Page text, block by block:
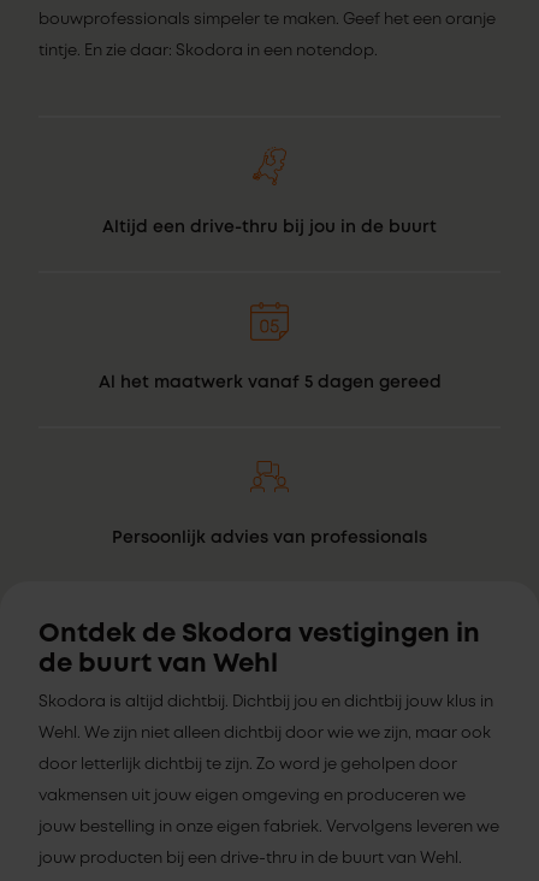
bouwprofessionals simpeler te maken. Geef het een oranje
tintje. En zie daar: Skodora in een notendop.
Altijd een drive-thru bij jou in de buurt
Al het maatwerk vanaf 5 dagen gereed
Persoonlijk advies van professionals
Ontdek de Skodora vestigingen in
de buurt van Wehl
Skodora is altijd dichtbij. Dichtbij jou en dichtbij jouw klus in
Wehl. We zijn niet alleen dichtbij door wie we zijn, maar ook
door letterlijk dichtbij te zijn. Zo word je geholpen door
vakmensen uit jouw eigen omgeving en produceren we
jouw bestelling in onze eigen fabriek. Vervolgens leveren we
jouw producten bij een drive-thru in de buurt van Wehl.